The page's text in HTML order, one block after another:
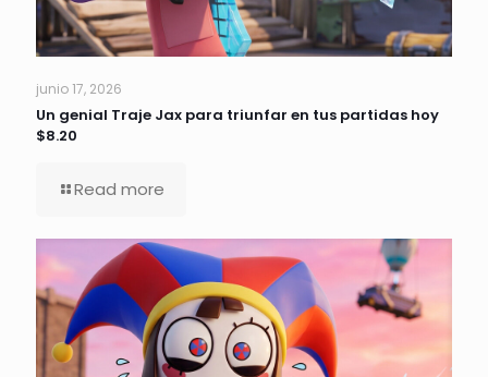
junio 17, 2026
Un genial Traje Jax para triunfar en tus partidas hoy
$8.20
Read more